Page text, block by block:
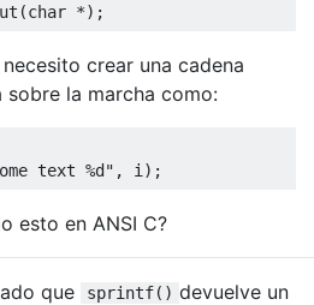
(char *);
crear una cadena
sobre la marcha como:
text %d" , i );
esto en ANSI C?
que sprintf() devuelve un